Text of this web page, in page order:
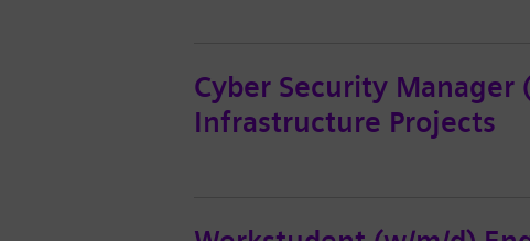
Cyber Security Manager
Infrastructure Projects